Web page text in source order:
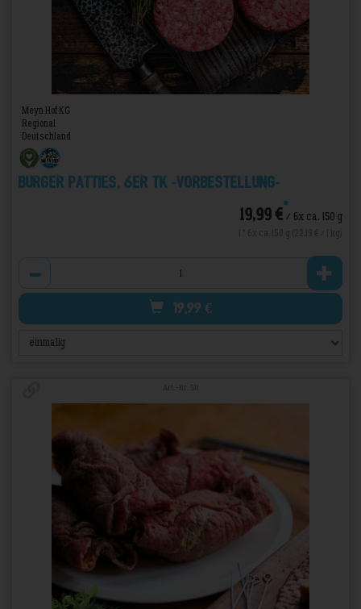
Meyn Hof KG
Regional
Deutschland
Burger Patties, 6er TK -VORBESTELLUNG-
19,99 €*/ 6x ca. 150 g
19,99 €